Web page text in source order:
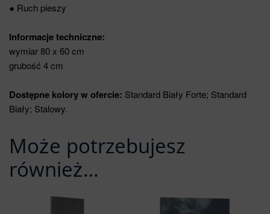
● Ruch pieszy
Informacje techniczne:
wymiar 80 x 60 cm
grubość 4 cm
Dostępne kolory w ofercie: Standard Biały Forte; Standard
Biały; Stalowy.
Może potrzebujesz
również…